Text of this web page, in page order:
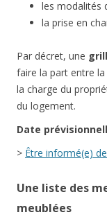
les modalités
la prise en
Par décret, une
faire la part entre
la charge du
du logement.
Date
> Être informé(e)
Une liste des
meublées